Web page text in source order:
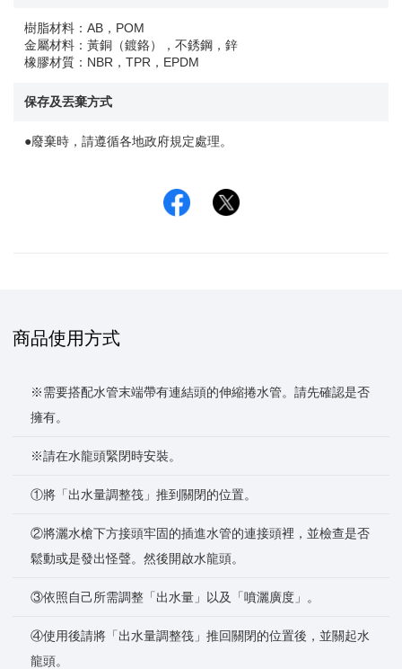
樹脂材料：AB，POM
金屬材料：黃銅（鍍鉻），不銹鋼，鋅
橡膠材質：NBR，TPR，EPDM
保存及丟棄方式
●廢棄時，請遵循各地政府規定處理。
Facebook
商品使用方式
※需要搭配水管末端帶有連結頭的伸縮捲水管。請先確認是否
擁有。
※請在水龍頭緊閉時安裝。
①將「出水量調整筏」推到關閉的位置。
②將灑水槍下方接頭牢固的插進水管的連接頭裡，並檢查是否
鬆動或是發出怪聲。然後開啟水龍頭。
③依照自己所需調整「出水量」以及「噴灑廣度」。
④使用後請將「出水量調整筏」推回關閉的位置後，並關起水
龍頭。